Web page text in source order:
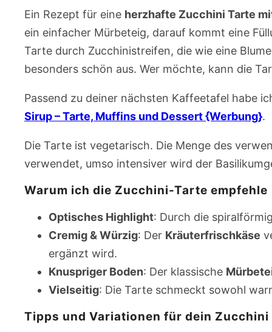
Ein Rezept für eine herzhafte Zucchini Tarte
ein einfacher Mürbeteig, darauf kommt eine
Tarte durch Zucchinistreifen, die wie eine
besonders schön aus. Wer möchte, kann die
Passend zu deiner nächsten Kaffeetafel habe
Sirup – Tarte, Muffins und Dessert {Werbung}.
Die Tarte ist vegetarisch. Die Menge des
verwendet, umso intensiver wird der
Warum ich die Zucchini-Tarte empfehle
Optisches Highlight: Durch die
Cremig & Würzig: Der Kräuterfrischkäse
ergänzt wird.
Knuspriger Boden: Der klassische
Vielseitig: Die Tarte schmeckt sowohl
Tipps und Variationen für dein Zucchini